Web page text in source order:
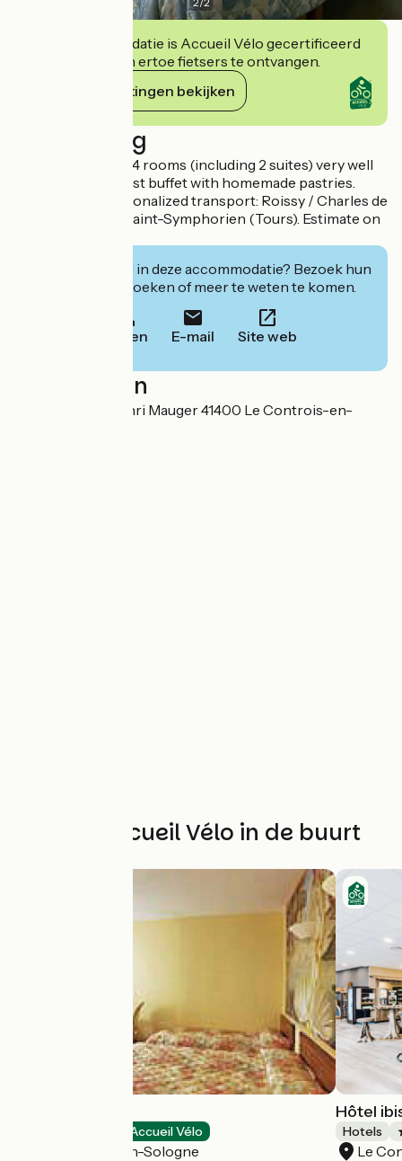
Deze accommodatie is Accueil Vélo gecertificeerd
en verbindt zich ertoe fietsers te ontvangen.
Haar verplichtingen bekijken
Beschrijving
The hotel offers 34 rooms (including 2 suites) very well
equipped. Breakfast buffet with homemade pastries.
Possibility of personalized transport: Roissy / Charles de
Gaulle (Paris) or Saint-Symphorien (Tours). Estimate on
Geïnteresseerd in deze accommodatie? Bezoek hun
website om te boeken of meer te weten te komen.
Bellen E-mail Site web
Localisation
37 Rue Pierre Henri Mauger 41400 Le Controis-en-
Andere Accueil Vélo in de buurt
Accueil Vélo
Le Controis-en-Sologne
Hôtel
Hotels
Le